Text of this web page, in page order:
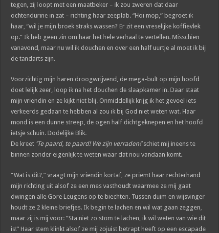
tegen, zij loopt met een maatbeker – ik zou zweren dat daar
ochtendurine in zat – richting haar zeeplab. “Hoi mop,” begroet ik
haar, “wil je mijn broek straks wassen? Er zit een vreselijke koffievlek
op.” Ik heb geen zin om haar het hele verhaal te vertellen. Misschien
vanavond, maar nu wil ik douchen en over een half uurtje al moet ik bij
de tandarts zijn.
Voorzichtig mijn haren droogwrijvend, de mega-bult op mijn hoofd
doet lelijk zeer, loop ik na het douchen de slaapkamer in. Daar staat
mijn vriendin en ze kijkt niet blij. Onmiddellijk krijg ik het gevoel iets
verkeerds gedaan te hebben al zou ik bij God niet weten wat. Haar
mond is een dunne streep, de ogen half dichtgeknepen en het hoofd
ietsje schuin. Dodelijke Blik.
De kreet ‘Te paard, te paard! We zijn verraden!’schiet mij ineens te
binnen zonder eigenlijk te weten waar dat nou vandaan komt.
“Wat is dit?,” vraagt mijn vriendin kortaf, ze priemt haar rechterhand
mijn richting uit alsof ze een mes vasthoudt waarmee ze mij gaat
dwingen alle Gore Leugens op te biechten. Tussen duim en wijsvinger
houdt ze 2 kleine briefjes. Ik begin te lachen en wil wat gaan zeggen,
maar zij is mij voor: “Sta niet zo stom te lachen, ik wil weten van wie dit
is!” Haar stem klinkt alsof ze mij zojuist betrapt heeft op een escapade